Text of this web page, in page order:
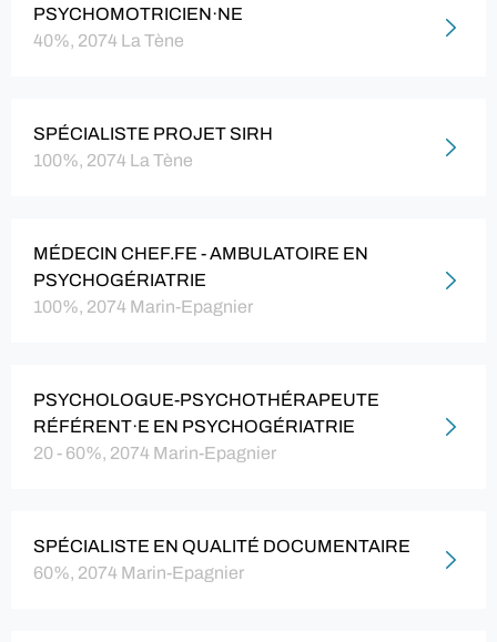
PSYCHOMOTRICIEN·NE
40%, 2074 La Tène
SPÉCIALISTE PROJET SIRH
100%, 2074 La Tène
MÉDECIN CHEF.FE - AMBULATOIRE EN
PSYCHOGÉRIATRIE
100%, 2074 Marin-Epagnier
PSYCHOLOGUE-PSYCHOTHÉRAPEUTE
RÉFÉRENT·E EN PSYCHOGÉRIATRIE
20 - 60%, 2074 Marin-Epagnier
SPÉCIALISTE EN QUALITÉ DOCUMENTAIRE
60%, 2074 Marin-Epagnier